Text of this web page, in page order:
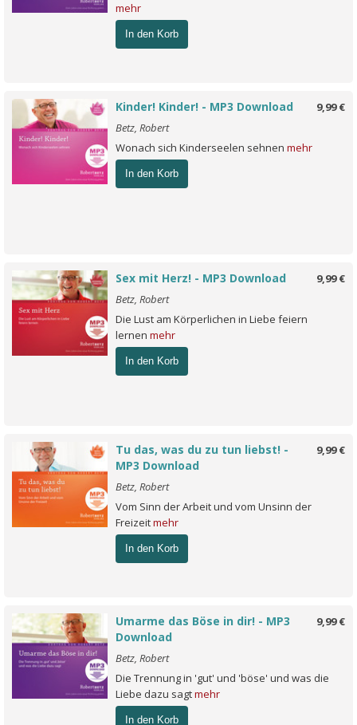
mehr
In den Korb
9,99 €
Kinder! Kinder! - MP3 Download
Betz, Robert
Wonach sich Kinderseelen sehnen mehr
In den Korb
9,99 €
Sex mit Herz! - MP3 Download
Betz, Robert
Die Lust am Körperlichen in Liebe feiern
lernen mehr
In den Korb
9,99 €
Tu das, was du zu tun liebst! -
MP3 Download
Betz, Robert
Vom Sinn der Arbeit und vom Unsinn der
Freizeitmehr
In den Korb
9,99 €
Umarme das Böse in dir! - MP3
Download
Betz, Robert
Die Trennung in 'gut' und 'böse' und was die
Liebe dazu sagtmehr
In den Korb